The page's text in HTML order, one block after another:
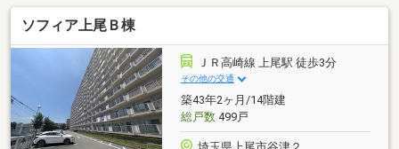
約束いたします】1.物件の善し悪しは全て正直にお話
しします。2.無理な売り込みや契約の催促、突然の訪
問等、しつこい営業は一切行いません。3.契約したら
終わりではなくお引き渡し後、お引越し後もお客様の
パートナーであること。4.ウソやおとり広告は一切使
いません。(データ更新は迅速に行います。）5.お客様
の個人情報は細心の注意を払って取り扱いします。
ソフィア上尾Ｂ棟
ＪＲ高崎線 上尾駅 徒歩3分
その他の交通
築43年2ヶ月/14階建
総戸数499戸